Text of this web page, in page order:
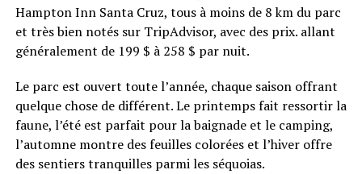
Hampton Inn Santa Cruz, tous à moins de 8 km du parc
et très bien notés sur TripAdvisor, avec des prix. allant
généralement de 199 $ à 258 $ par nuit.
Le parc est ouvert toute l’année, chaque saison offrant
quelque chose de différent. Le printemps fait ressortir la
faune, l’été est parfait pour la baignade et le camping,
l’automne montre des feuilles colorées et l’hiver offre
des sentiers tranquilles parmi les séquoias.